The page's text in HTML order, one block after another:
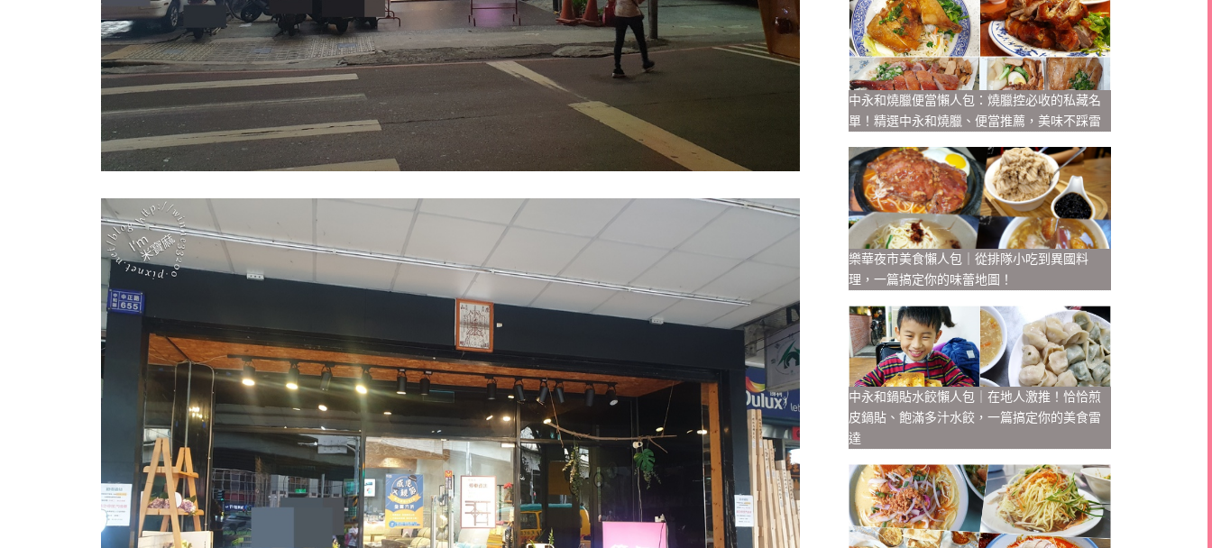
中永和燒臘便當懶人包：燒臘控必收的私藏名
單！精選中永和燒臘、便當推薦，美味不踩雷
樂華夜市美食懶人包｜從排隊小吃到異國料
理，一篇搞定你的味蕾地圖！
中永和鍋貼水餃懶人包｜在地人激推！恰恰煎
皮鍋貼、飽滿多汁水餃，一篇搞定你的美食雷
達